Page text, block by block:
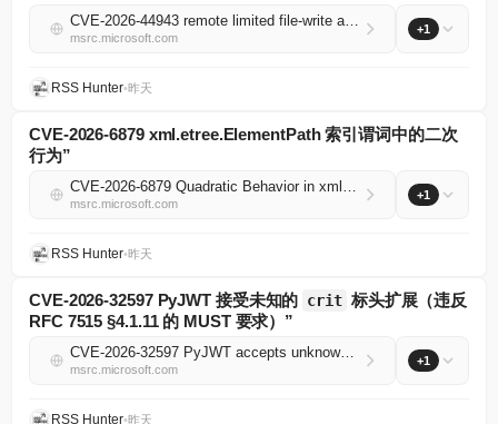
CVE-2026-44943 remote limited file-write as root via discovery in open-iscsi
msrc.microsoft.com
+1
RSS Hunter•昨天
CVE-2026-6879 xml.etree.ElementPath 索引谓词中的二次
行为”
CVE-2026-6879 Quadratic Behavior in xml.etree.ElementPath Index Predicates
msrc.microsoft.com
+1
RSS Hunter•昨天
CVE-2026-32597 PyJWT 接受未知的 crit 标头扩展（违反
RFC 7515 §4.1.11 的 MUST 要求）”
CVE-2026-32597 PyJWT accepts unknown `crit` header extensions (RFC 7515 §4.1.11 MUST violation)
msrc.microsoft.com
+1
RSS Hunter•昨天